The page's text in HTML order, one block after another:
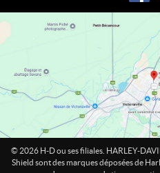
s
o
n
c
r
© 2026 H-D ou ses filiales. HARLEY-
Shield sont des marques déposées de